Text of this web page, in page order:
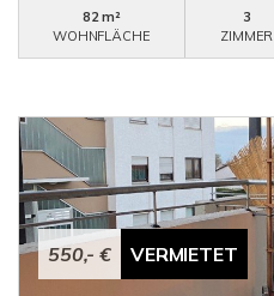
82 m²
WOHNFLÄCHE
3
ZIMMER
550,- € VERMIETET